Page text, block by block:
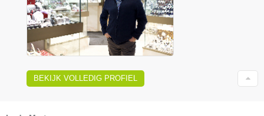
BEKIJK VOLLEDIG PROFIEL